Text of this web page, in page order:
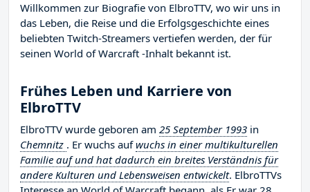
Willkommen zur Biografie von ElbroTTV, wo wir uns in
das Leben, die Reise und die Erfolgsgeschichte eines
beliebten Twitch-Streamers vertiefen werden, der für
seinen World of Warcraft -Inhalt bekannt ist.
Frühes Leben und Karriere von
ElbroTTV
ElbroTTV wurde geboren am 25 September 1993 in
Chemnitz . Er wuchs aufwuchs in einer multikulturellen
Familie auf und hat dadurch ein breites Verständnis für
andere Kulturen und Lebensweisen entwickelt. ElbroTTVs